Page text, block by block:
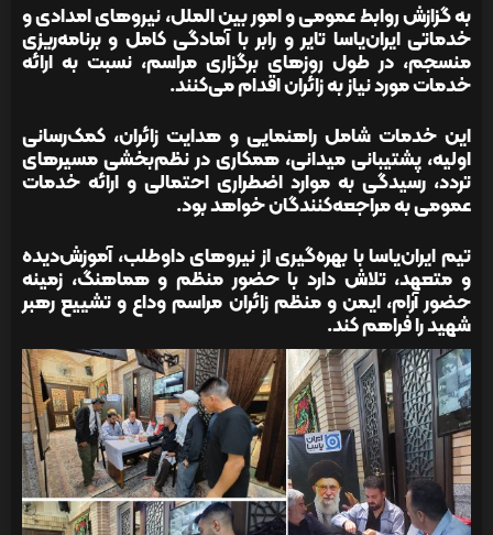
به گزازش روابط عمومی و امور بین الملل، نیروهای امدادی و
خدماتی ایران‌یاسا تایر و رابر با آمادگی کامل و برنامه‌ریزی
منسجم، در طول روزهای برگزاری مراسم، نسبت به ارائه
خدمات مورد نیاز به زائران اقدام می‌کنند.
این خدمات شامل راهنمایی و هدایت زائران، کمک‌رسانی
اولیه، پشتیبانی میدانی، همکاری در نظم‌بخشی مسیرهای
تردد، رسیدگی به موارد اضطراری احتمالی و ارائه خدمات
عمومی به مراجعه‌کنندگان خواهد بود.
تیم ایران‌یاسا با بهره‌گیری از نیروهای داوطلب، آموزش‌دیده
و متعهد، تلاش دارد با حضور منظم و هماهنگ، زمینه
حضور آرام، ایمن و منظم زائران مراسم وداع و تشییع رهبر
شهید را فراهم کند.